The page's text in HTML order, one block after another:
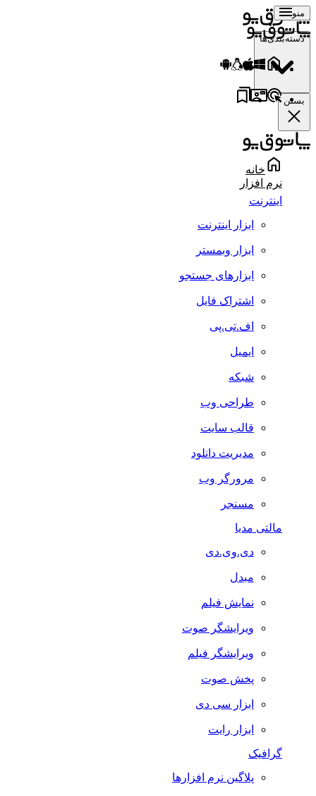
منو
دسته‌بندی‌ها
بستن
خانه
نرم افزار
اینترنت
ابزار اینترنت
ابزار وبمستر
ابزارهای جستجو
اشتراک فایل
اف.تی.پی
ایمیل
شبکه
طراحی وب
قالب سایت
مدیریت دانلود
مرورگر وب
مسنجر
مالتی مدیا
دی.وی.دی
مبدل
نمایش فیلم
ویرایشگر صوت
ویرایشگر فیلم
پخش صوت
ابزار سی دی
ابزار رایت
گرافیک
پلاگین نرم افزارها